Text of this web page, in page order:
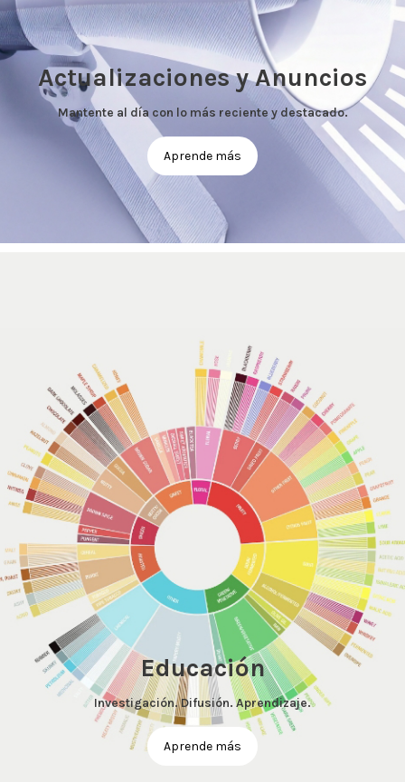
Actualizaciones y Anuncios
Mantente al día con lo más reciente y destacado.
Aprende más
Educación
Investigación. Difusión. Aprendizaje.
Aprende más